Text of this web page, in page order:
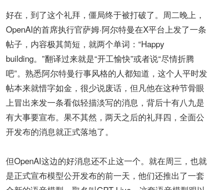
好在，到了这个礼拜，僵局终于被打破了。周二晚上，
OpenAI的首席执行官萨姆·阿尔特曼在X平台上发了一条
帖子，内容极其简短，就两个单词：“Happy
building。”翻译过来就是“开工愉快”或者说“尽情折腾
吧”。熟悉阿尔特曼行事风格的人都知道，这个人平时发
帖本来就惜字如金，很少说废话，但凡他在这种节骨眼
上冒出来发一条看似轻描淡写的消息，背后十有八九是
有大事要宣布。果不其然，两天之后的礼拜四，全面公
开发布的消息就正式落地了。
但OpenAI这边的好消息还不止这一个。就在周三，也就
是正式宣布模型公开发布的前一天，他们还推出了一套